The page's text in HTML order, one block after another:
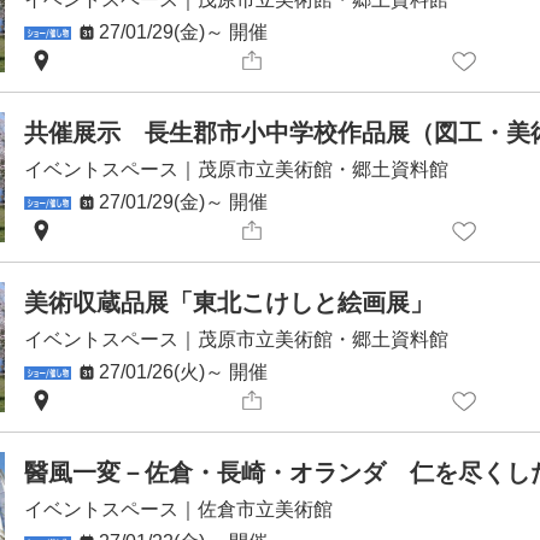
27/01/29(金)～ 開催
共催展示 長生郡市小中学校作品展（図工・美
イベントスペース
茂原市立美術館・郷土資料館
27/01/29(金)～ 開催
美術収蔵品展「東北こけしと絵画展」
イベントスペース
茂原市立美術館・郷土資料館
27/01/26(火)～ 開催
イベントスペース
佐倉市立美術館